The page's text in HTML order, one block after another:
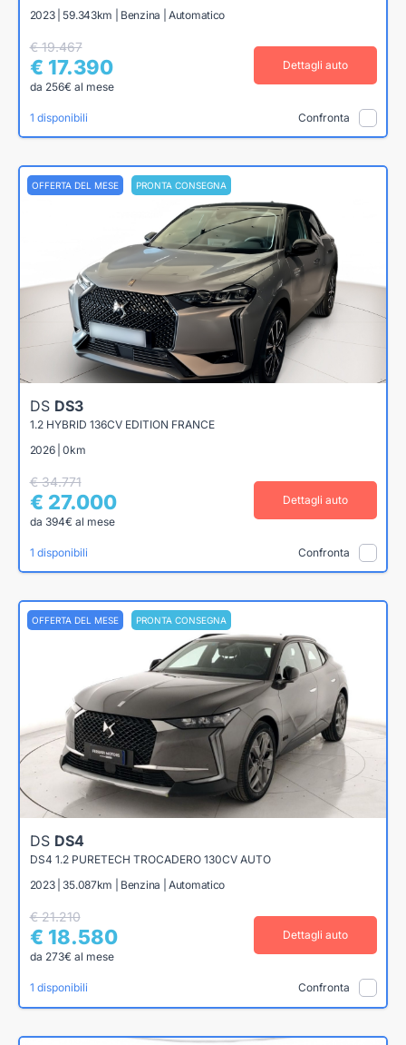
2023 | 59.343km | Benzina | Automatico
€ 19.467
€ 17.390
da 256€ al mese
Dettagli auto
1 disponibili Confronta
OFFERTA DEL MESE PRONTA CONSEGNA
DS DS3
1.2 HYBRID 136CV EDITION FRANCE
2026 | 0km
€ 34.771
€ 27.000
da 394€ al mese
Dettagli auto
1 disponibili Confronta
OFFERTA DEL MESE PRONTA CONSEGNA
DS DS4
DS4 1.2 PURETECH TROCADERO 130CV AUTO
2023 | 35.087km | Benzina | Automatico
€ 21.210
€ 18.580
da 273€ al mese
Dettagli auto
1 disponibili Confronta